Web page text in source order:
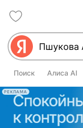
Поиск Алиса AI
РЕКЛАМА